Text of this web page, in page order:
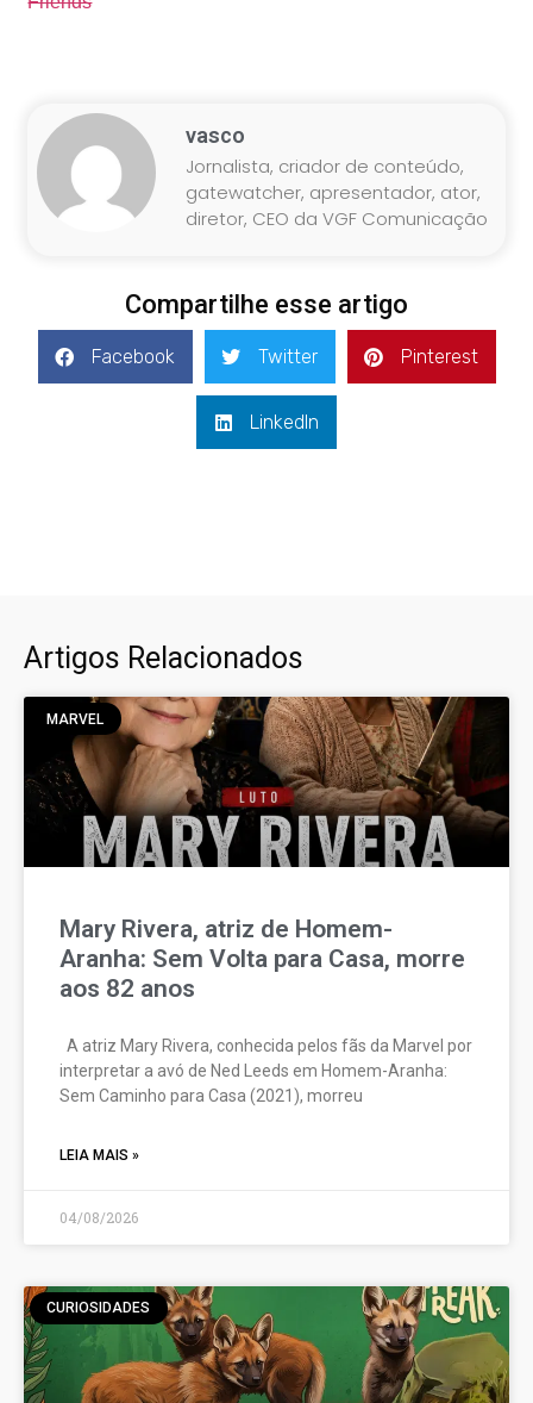
vasco
Jornalista, criador de conteúdo,
gatewatcher, apresentador, ator,
diretor, CEO da VGF Comunicação
Compartilhe esse artigo
Facebook Twitter Pinterest
LinkedIn
Artigos Relacionados
MARVEL
Mary Rivera, atriz de Homem-
Aranha: Sem Volta para Casa, morre
aos 82 anos
A atriz Mary Rivera, conhecida pelos fãs da Marvel por
interpretar a avó de Ned Leeds em Homem-Aranha:
Sem Caminho para Casa (2021), morreu
LEIA MAIS »
04/08/2026
CURIOSIDADES